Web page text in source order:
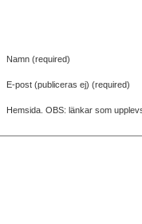
Namn (required)
E-post (publiceras ej) (required)
Hemsida. OBS: länkar som